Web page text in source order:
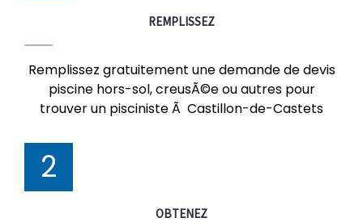
REMPLISSEZ
Remplissez gratuitement une demande de devis
piscine hors-sol, creusÃ©e ou autres pour
trouver un pisciniste Ã Castillon-de-Castets
2
OBTENEZ